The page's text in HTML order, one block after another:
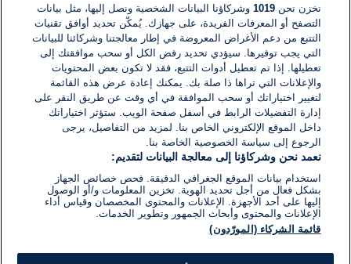
اكتب تعليقًا جديدًا ...
نخزن نحن1019 وشركاؤنا البيانات الشخصية ونصل إليها، مثل بيانات
التصفح أو المعرفات الفريدة، على جهازك. يُمكّن تحديد أوافق تقنيات
التتبع من دعم الأغراض المعروضة في إطار معالجتنا وشركائنا للبيانات
التي يجب توفيرها. سيؤدي تحديد رفض الكل أو سحب موافقتك إلى
تعطيلها. إذا تم تعطيل أدوات التتبع، فقد لا تكون بعض المحتويات
والإعلانات التي تراها ذا صلة بك. يمكنك إعادة عرض هذه القائمة
لتغيير اختياراتك أو سحب الموافقة في أي وقت عن طريق النقر على
إدارة التفضيلات الرابط في أسفل صفحة الويب. ستؤثر اختياراتك
داخل الموقع الإلكتروني الخاص بنا. لمزيد من التفاصيل، يرجى
الرجوع إلى سياسة الخصوصية الخاصة بنا.
نعمد نحن وشركاؤنا إلى معالجة البيانات لتقديم:
استخدام بيانات الموقع الجغرافي الدقيقة. فحص خصائص الجهاز
بشكل فعال من أجل تحديد الهوية. تخزين المعلومات و/أو الوصول
إليها على أحد الأجهزة. الإعلانات والمحتوى المخصصان وقياس أداء
الإعلانات والمحتوى وأبحاث الجمهور وتطوير الخدمات.
قائمة الشركاء (المورّدون)